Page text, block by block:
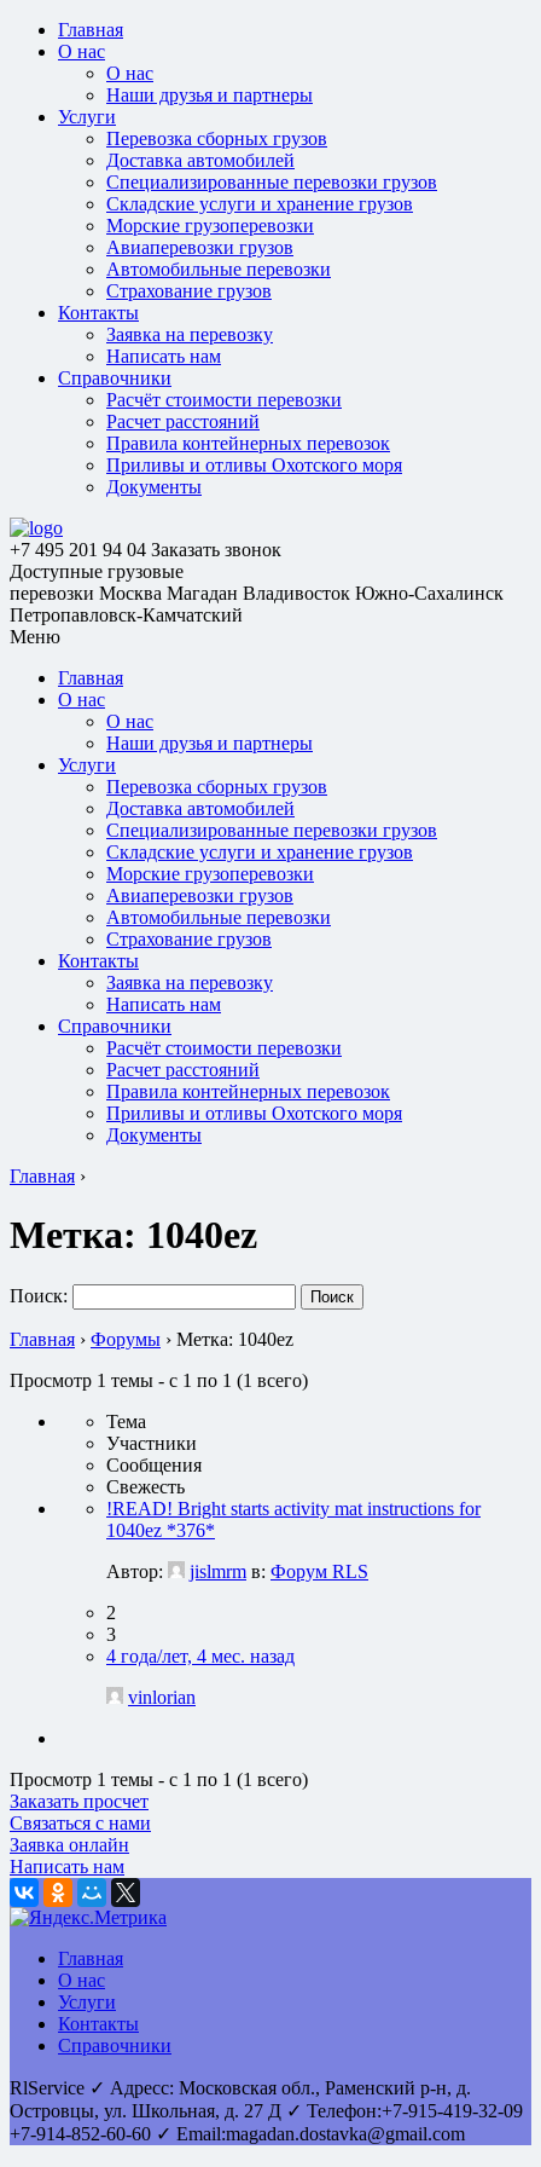
Главная
О нас
О нас
Наши друзья и партнеры
Услуги
Перевозка сборных грузов
Доставка автомобилей
Специализированные перевозки грузов
Складские услуги и хранение грузов
Морские грузоперевозки
Авиаперевозки грузов
Автомобильные перевозки
Страхование грузов
Контакты
Заявка на перевозку
Написать нам
Справочники
Расчёт стоимости перевозки
Расчет расстояний
Правила контейнерных перевозок
Приливы и отливы Охотского моря
Документы
+7 495 201 94 04 Заказать звонок
Доступные грузовые
перевозки Москва Магадан Владивосток Южно-Сахалинск
Петропавловск-Камчатский
Меню
Главная
О нас
О нас
Наши друзья и партнеры
Услуги
Перевозка сборных грузов
Доставка автомобилей
Специализированные перевозки грузов
Складские услуги и хранение грузов
Морские грузоперевозки
Авиаперевозки грузов
Автомобильные перевозки
Страхование грузов
Контакты
Заявка на перевозку
Написать нам
Справочники
Расчёт стоимости перевозки
Расчет расстояний
Правила контейнерных перевозок
Приливы и отливы Охотского моря
Документы
Главная ›
Метка: 1040ez
Поиск:
Главная › Форумы › Метка: 1040ez
Просмотр 1 темы - с 1 по 1 (1 всего)
Тема
Участники
Сообщения
Свежесть
!READ! Bright starts activity mat instructions for
1040ez *376*
Автор:
jislmrm в: Форум RLS
2
3
4 года/лет, 4 мес. назад
vinlorian
Просмотр 1 темы - с 1 по 1 (1 всего)
Заказать просчет
Связаться с нами
Заявка онлайн
Написать нам
Главная
О нас
Услуги
Контакты
Справочники
RlService ✓ Адресс: Московская обл., Раменский р-н, д.
Островцы, ул. Школьная, д. 27 Д ✓ Телефон:+7-915-419-32-09
+7-914-852-60-60 ✓ Email:magadan.dostavka@gmail.com